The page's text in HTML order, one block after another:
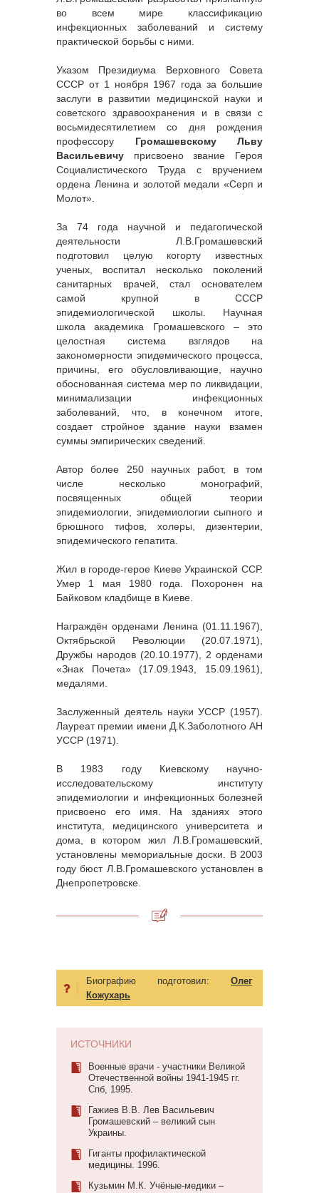
во всем мире классификацию
инфекционных заболеваний и систему
практической борьбы с ними.
Указом Президиума Верховного Совета
СССР от 1 ноября 1967 года за большие
заслуги в развитии медицинской науки и
советского здравоохранения и в связи с
восьмидесятилетием со дня рождения
профессору Громашевскому Льву
Васильевичу присвоено звание Героя
Социалистического Труда с вручением
ордена Ленина и золотой медали «Серп и
Молот».
За 74 года научной и педагогической
деятельности Л.В.Громашевский
подготовил целую когорту известных
ученых, воспитал несколько поколений
санитарных врачей, стал основателем
самой крупной в СССР
эпидемиологической школы. Научная
школа академика Громашевского – это
целостная система взглядов на
закономерности эпидемического процесса,
причины, его обусловливающие, научно
обоснованная система мер по ликвидации,
минимализации инфекционных
заболеваний, что, в конечном итоге,
создает стройное здание науки взамен
суммы эмпирических сведений.
Автор более 250 научных работ, в том
числе несколько монографий,
посвященных общей теории
эпидемиологии, эпидемиологии сыпного и
брюшного тифов, холеры, дизентерии,
эпидемического гепатита.
Жил в городе-герое Киеве Украинской ССР.
Умер 1 мая 1980 года. Похоронен на
Байковом кладбище в Киеве.
Награждён орденами Ленина (01.11.1967),
Октябрьской Революции (20.07.1971),
Дружбы народов (20.10.1977), 2 орденами
«Знак Почета» (17.09.1943, 15.09.1961),
медалями.
Заслуженный деятель науки УССР (1957).
Лауреат премии имени Д.К.Заболотного АН
УССР (1971).
В 1983 году Киевскому научно-
исследовательскому институту
эпидемиологии и инфекционных болезней
присвоено его имя. На зданиях этого
института, медицинского университета и
дома, в котором жил Л.В.Громашевский,
установлены мемориальные доски. В 2003
году бюст Л.В.Громашевского установлен в
Днепропетровске.
Биографию подготовил: Олег
Кожухарь
ИСТОЧНИКИ
Военные врачи - участники Великой
Отечественной войны 1941-1945 гг.
Спб, 1995.
Гажиев В.В. Лев Васильевич
Громашевский – великий сын
Украины.
Гиганты профилактической
медицины. 1996.
Кузьмин М.К. Учёные-медики –